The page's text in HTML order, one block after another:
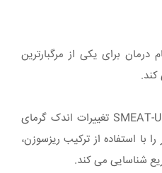
برای یکی از مرگبارترین
یک پلتفرم آزمایشی به نام SMEAT-ULM تغییرات اندک گرمای
با استفاده از ترکیب ریزسوزن،
شناسایی می کند.